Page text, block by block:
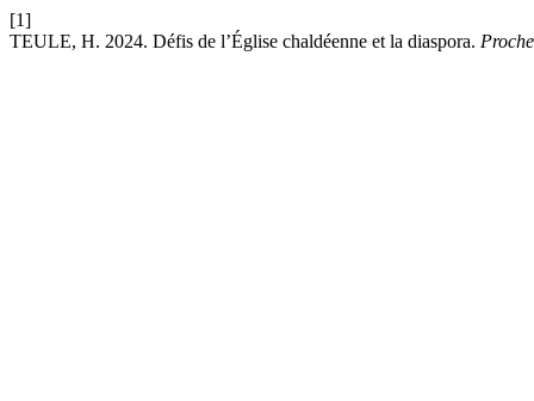
[1]
TEULE, H. 2024. Défis de l’Église chaldéenne et la diaspora.